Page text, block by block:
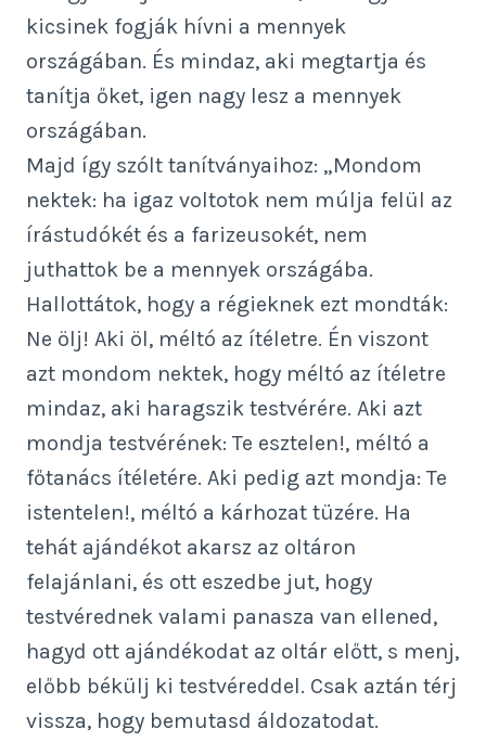
kicsinek fogják hívni a mennyek
országában. És mindaz, aki megtartja és
tanítja őket, igen nagy lesz a mennyek
országában.
Majd így szólt tanítványaihoz: „Mondom
nektek: ha igaz voltotok nem múlja felül az
írástudókét és a farizeusokét, nem
juthattok be a mennyek országába.
Hallottátok, hogy a régieknek ezt mondták:
Ne ölj! Aki öl, méltó az ítéletre. Én viszont
azt mondom nektek, hogy méltó az ítéletre
mindaz, aki haragszik testvérére. Aki azt
mondja testvérének: Te esztelen!, méltó a
főtanács ítéletére. Aki pedig azt mondja: Te
istentelen!, méltó a kárhozat tüzére. Ha
tehát ajándékot akarsz az oltáron
felajánlani, és ott eszedbe jut, hogy
testvérednek valami panasza van ellened,
hagyd ott ajándékodat az oltár előtt, s menj,
előbb békülj ki testvéreddel. Csak aztán térj
vissza, hogy bemutasd áldozatodat.